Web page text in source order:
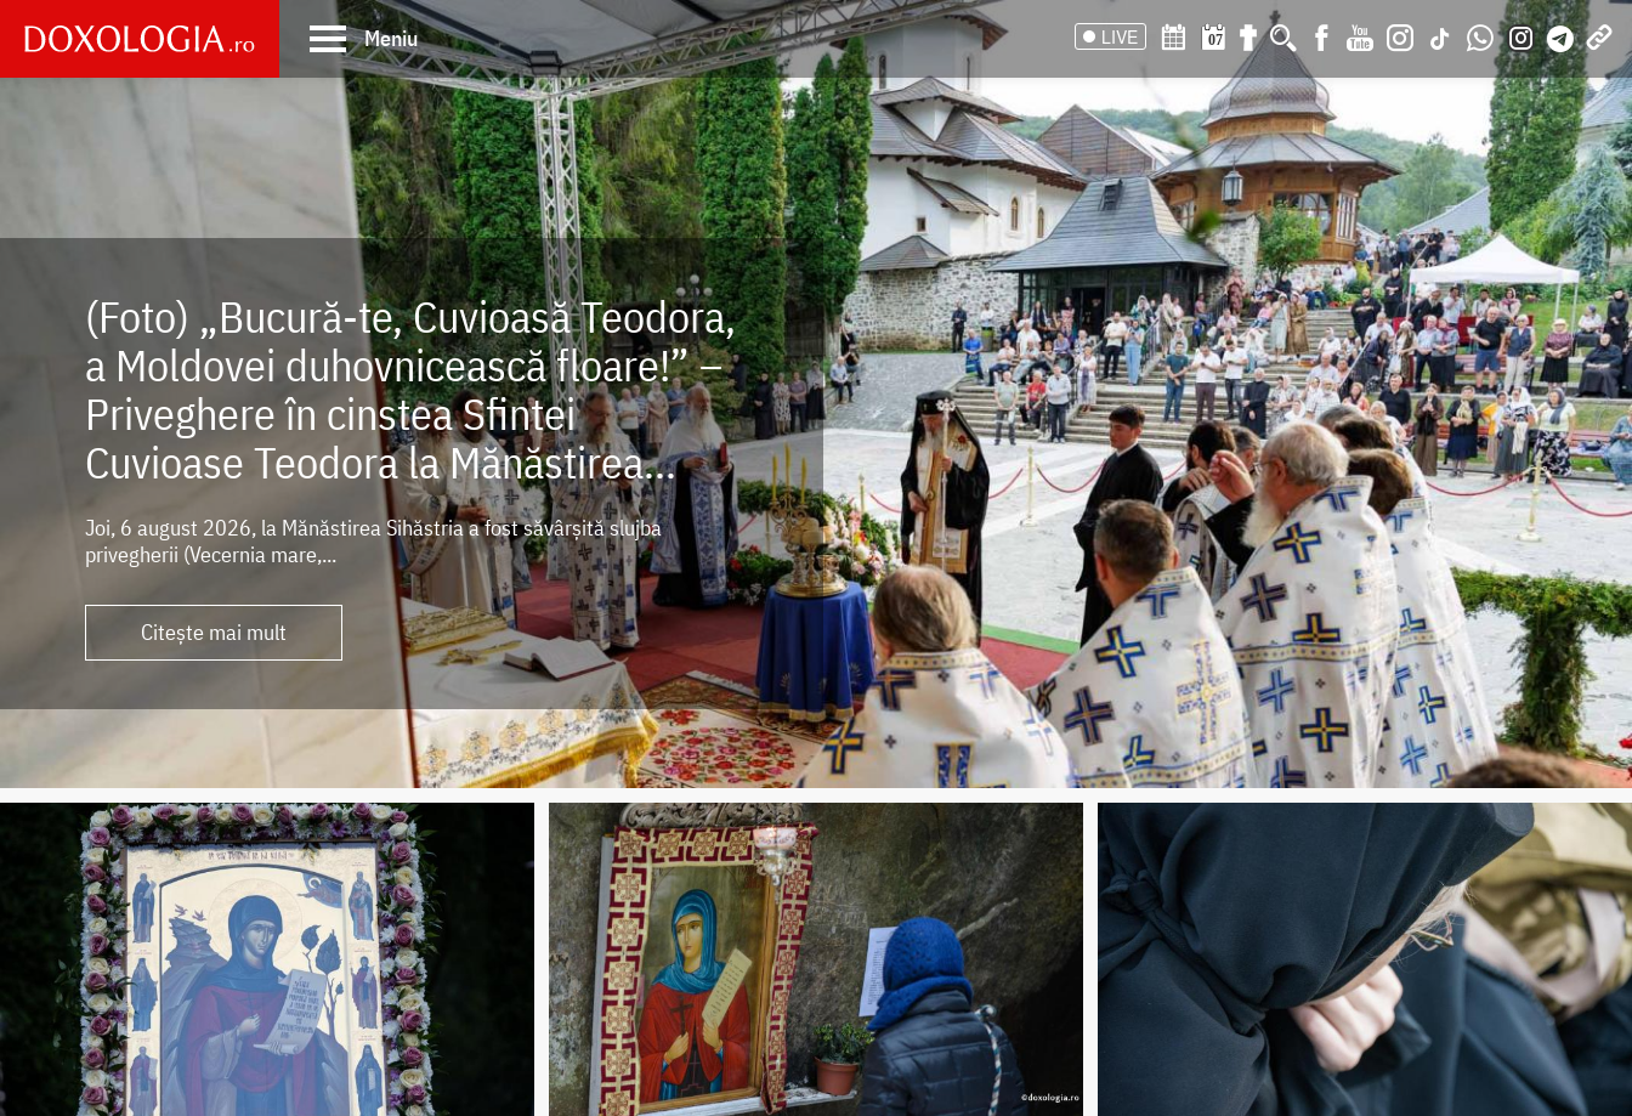
main
Meniu LIVE 07
(Foto) „Bucură-te, Cuvioasă Teodora,
a Moldovei duhovnicească floare!” –
Priveghere în cinstea Sfintei
Cuvioase Teodora la Mănăstirea...
Joi, 6 august 2026, la Mănăstirea Sihăstria a fost săvârșită slujba
privegherii (Vecernia mare,...
Citește mai mult